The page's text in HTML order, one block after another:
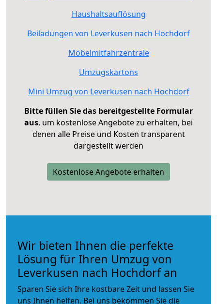
Haushaltsauflösung
Beiladungen von Leverkusen nach Hochdorf
Möbelmitfahrzentrale
Umzugskartons
Mini Umzug von Leverkusen nach Hochdorf
Bitte füllen Sie das bereitgestellte Formular
aus, um kostenlose Angebote zu erhalten, bei
denen alle Preise und Kosten transparent
dargestellt werden
Kostenlose Angebote erhalten
Wir bieten Ihnen die perfekte
Lösung für Ihren Umzug von
Leverkusen nach Hochdorf an
Sparen Sie sich Ihre kostbare Zeit und lassen Sie
uns Ihnen helfen. Bei uns bekommen Sie die